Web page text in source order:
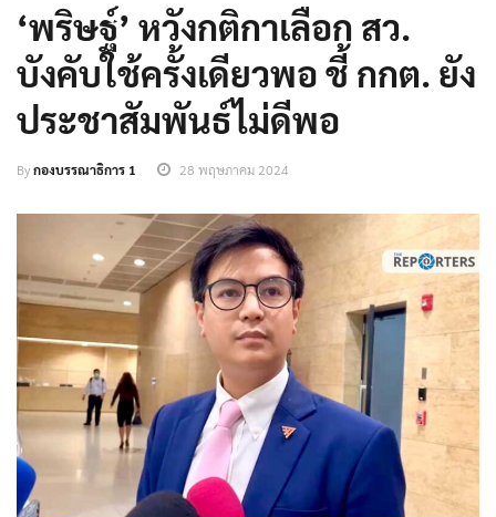
‘พริษฐ์’ หวังกติกาเลือก สว.
บังคับใช้ครั้งเดียวพอ ชี้ กกต. ยัง
ประชาสัมพันธ์ไม่ดีพอ
Byกองบรรณาธิการ 1 28 พฤษภาคม 2024